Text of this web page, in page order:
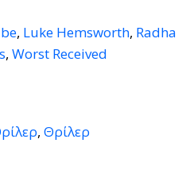
, Luke Hemsworth, Radha
, Worst Received
, Θρίλερ